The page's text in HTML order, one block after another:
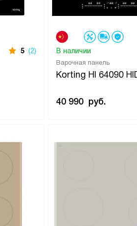
5 (2)
Варочная панель
Korting HI 64090
В наличии
40 990 руб.